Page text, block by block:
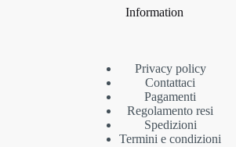
Information
Privacy policy
Contattaci
Pagamenti
Regolamento resi
Spedizioni
Termini e condizioni